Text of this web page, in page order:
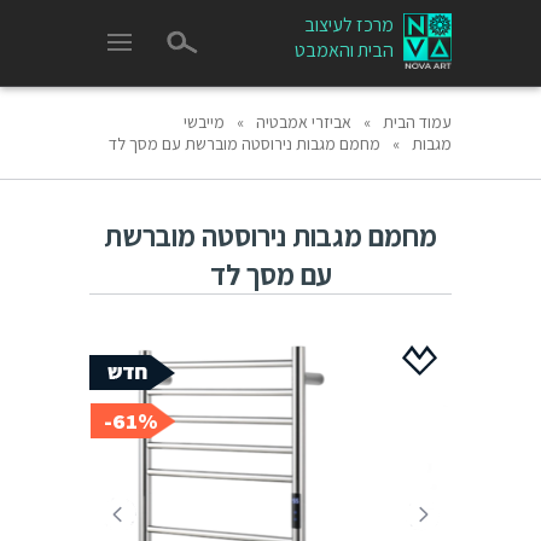
מרכז לעיצוב
הבית והאמבט
עמוד הבית » אביזרי אמבטיה »
מייבשי
מגבות » מחמם מגבות נירוסטה מוברשת עם מסך לד
מחמם מגבות נירוסטה מוברשת
עם מסך לד
61%-